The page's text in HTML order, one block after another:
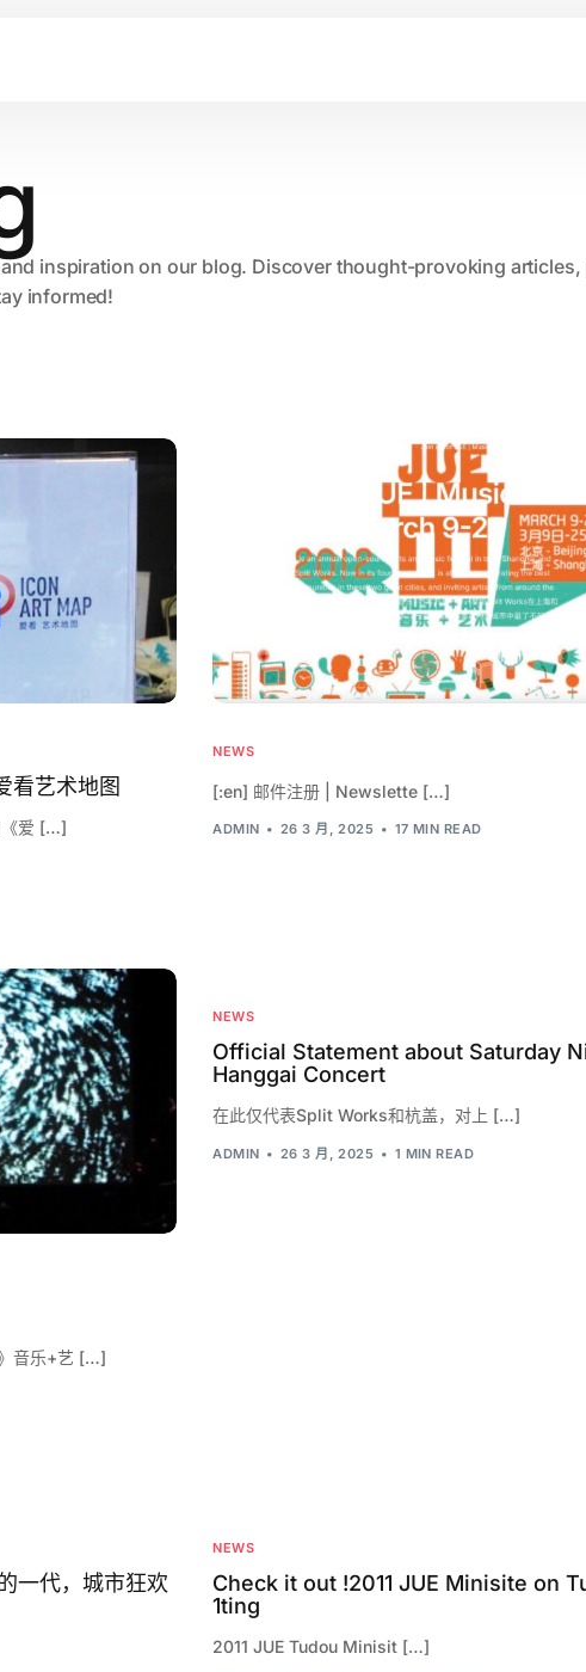
inspiration on our blog. Discover thought-provoking
informed!
看艺术地图
《爱 […]
NEWS
[:en] 邮件注册 | Newslette […]
ADMIN 26 3 月, 2025 17 MIN READ
音乐+艺 […]
NEWS
Official Statement about Saturday
Hanggai Concert
在此仅代表Split Works和杭盖，对上 […]
ADMIN 26 3 月, 2025 1 MIN READ
一代，城市狂欢
NEWS
Check it out !2011 JUE Minisite on
1ting
2011 JUE Tudou Minisit […]